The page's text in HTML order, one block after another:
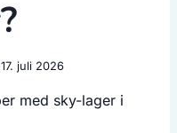
17. juli 2026
med sky-lager i